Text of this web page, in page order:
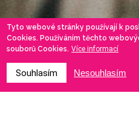
Tyto webové stránky používají k
Cookies. Používáním těchto
souborů Cookies. Více informací
Souhlasím Nesouhlasím